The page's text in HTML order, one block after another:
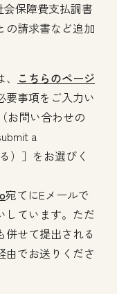
会保障費支払調書
の請求書など追加
こちらのページ
要事項をご入力い
お問い合わせの
a
）］をお選びく
宛てにEメールで
しています。ただ
併せて提出される
由でお送りくださ